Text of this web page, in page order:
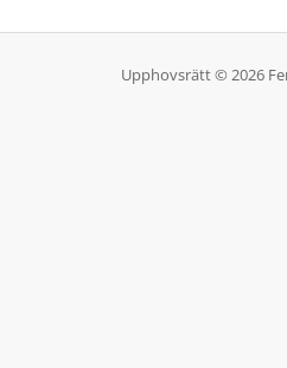
Upphovsrätt © 2026